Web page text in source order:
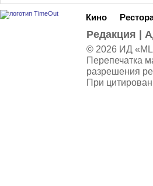
Кино
Редакция
© 2026 ИД
Перепечатка
разрешения
При